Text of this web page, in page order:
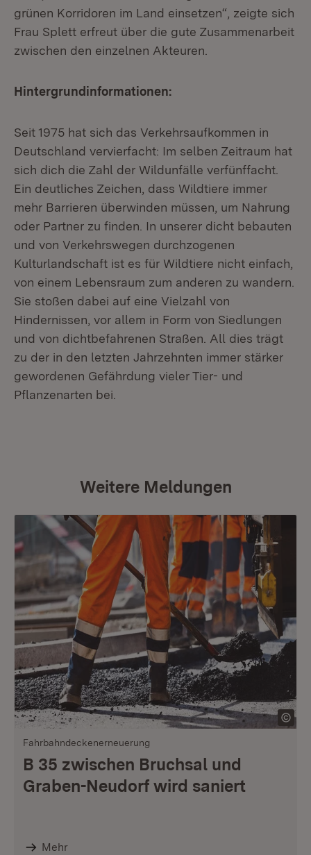
grünen Korridoren im Land einsetzen“, zeigte sich
Frau Splett erfreut über die gute Zusammenarbeit
zwischen den einzelnen Akteuren.
Hintergrundinformationen:
Seit 1975 hat sich das Verkehrsaufkommen in
Deutschland vervierfacht: Im selben Zeitraum hat
sich dich die Zahl der Wildunfälle verfünffacht.
Ein deutliches Zeichen, dass Wildtiere immer
mehr Barrieren überwinden müssen, um Nahrung
oder Partner zu finden. In unserer dicht bebauten
und von Verkehrswegen durchzogenen
Kulturlandschaft ist es für Wildtiere nicht einfach,
von einem Lebensraum zum anderen zu wandern.
Sie stoßen dabei auf eine Vielzahl von
Hindernissen, vor allem in Form von Siedlungen
und von dichtbefahrenen Straßen. All dies trägt
zu der in den letzten Jahrzehnten immer stärker
gewordenen Gefährdung vieler Tier- und
Pflanzenarten bei.
Weitere Meldungen
Fahrbahndeckenerneuerung
B 35 zwischen Bruchsal und
Graben-Neudorf wird saniert
Mehr